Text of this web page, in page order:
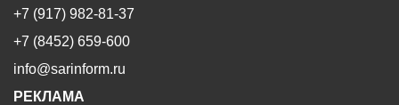
+7 (917) 982-81-37
+7 (8452) 659-600
info@sarinform.ru
РЕКЛАМА